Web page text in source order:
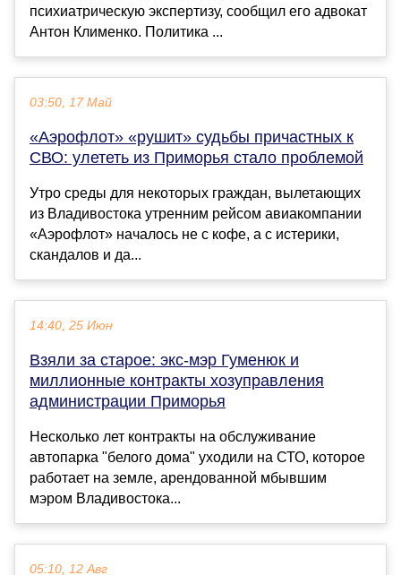
психиатрическую экспертизу, сообщил его адвокат
Антон Клименко. Политика ...
03:50, 17 Май
«Аэрофлот» «рушит» судьбы причастных к
СВО: улететь из Приморья стало проблемой
Утро среды для некоторых граждан, вылетающих
из Владивостока утренним рейсом авиакомпании
«Аэрофлот» началось не с кофе, а с истерики,
скандалов и да...
14:40, 25 Июн
Взяли за старое: экс-мэр Гуменюк и
миллионные контракты хозуправления
администрации Приморья
Несколько лет контракты на обслуживание
автопарка "белого дома" уходили на СТО, которое
работает на земле, арендованной мбывшим
мэром Владивостока...
05:10, 12 Авг